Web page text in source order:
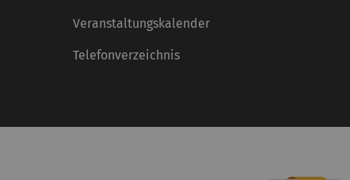
Veranstaltungskalender
Telefonverzeichnis